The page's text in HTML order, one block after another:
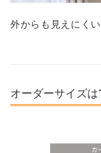
外からも見えにく
オーダーサイズは